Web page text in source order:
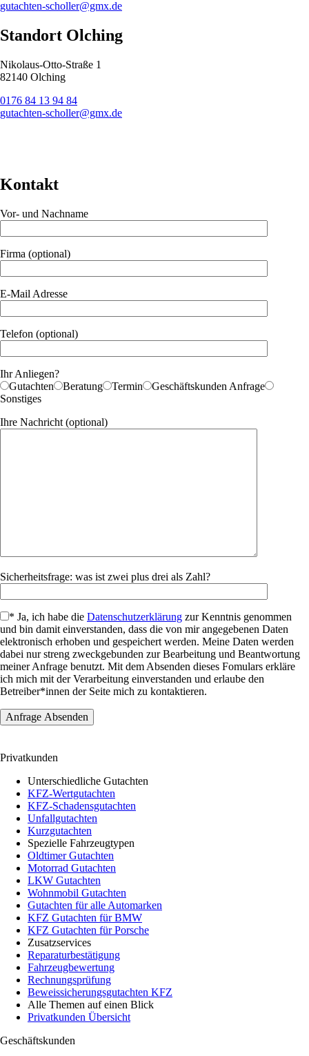
gutachten-scholler@gmx.de
Standort Olching
Nikolaus-Otto-Straße 1
82140 Olching
0176 84 13 94 84
gutachten-scholler@gmx.de
Kontakt
Vor- und Nachname
Firma (optional)
E-Mail Adresse
Telefon (optional)
Ihr Anliegen?
Gutachten
Beratung Termin
Geschäftskunden Anfrage
Sonstiges
Ihre Nachricht (optional)
Sicherheitsfrage: was ist zwei plus drei als Zahl?
* Ja, ich habe die Datenschutzerklärung zur Kenntnis genommen
und bin damit einverstanden, dass die von mir angegebenen Daten
elektronisch erhoben und gespeichert werden. Meine Daten werden
dabei nur streng zweckgebunden zur Bearbeitung und Beantwortung
meiner Anfrage benutzt. Mit dem Absenden dieses Fomulars erkläre
ich mich mit der Verarbeitung einverstanden und erlaube den
Betreiber*innen der Seite mich zu kontaktieren.
Privatkunden
Unterschiedliche Gutachten
KFZ-Wertgutachten
KFZ-Schadensgutachten
Unfallgutachten
Kurzgutachten
Spezielle Fahrzeugtypen
Oldtimer Gutachten
Motorrad Gutachten
LKW Gutachten
Wohnmobil Gutachten
Gutachten für alle Automarken
KFZ Gutachten für BMW
KFZ Gutachten für Porsche
Zusatzservices
Reparaturbestätigung
Fahrzeugbewertung
Rechnungsprüfung
Beweissicherungsgutachten KFZ
Alle Themen auf einen Blick
Privatkunden Übersicht
Geschäftskunden